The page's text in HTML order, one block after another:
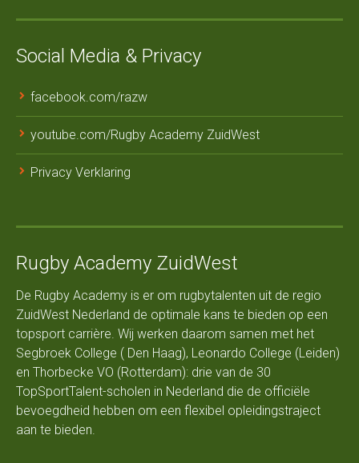
Social Media & Privacy
facebook.com/razw
youtube.com/Rugby Academy ZuidWest
Privacy Verklaring
Rugby Academy ZuidWest
De Rugby Academy is er om rugbytalenten uit de regio
ZuidWest Nederland de optimale kans te bieden op een
topsport carrière. Wij werken daarom samen met het
Segbroek College ( Den Haag), Leonardo College (Leiden)
en Thorbecke VO (Rotterdam): drie van de 30
TopSportTalent-scholen in Nederland die de officiële
bevoegdheid hebben om een flexibel opleidingstraject
aan te bieden.